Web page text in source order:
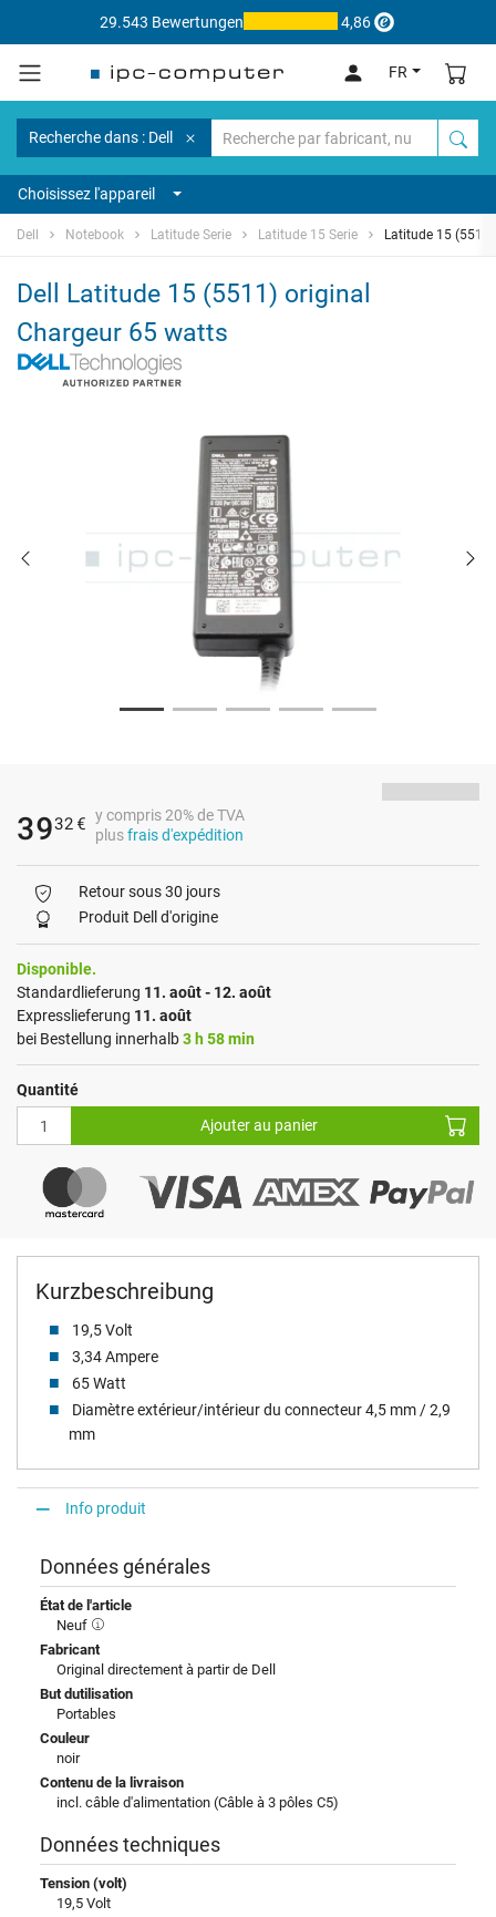
29.543 Bewertungen 4,86
FR
Recherche dans : Dell
Choisissez l'appareil
Dell Notebook Latitude Serie Latitude 15 Serie Latitude 15 (5511)
Dell Latitude 15 (5511) original
Chargeur 65 watts
Kurzbeschreibung
19,5 Volt
3,34 Ampere
65 Watt
Diamètre extérieur/intérieur du connecteur 4,5 mm / 2,9
mm
3932 € y compris 20% de TVA
plusfrais d'expédition
Retour sous 30 jours
Produit Dell d'origine
Disponible.
Standardlieferung 11. août - 12. août
Expresslieferung 11. août
bei Bestellung innerhalb3 h 58 min
Quantité
Ajouter au panier
Info produit
Données générales
État de l'article
Neuf
Fabricant
Original directement à partir de Dell
But dutilisation
Portables
Couleur
noir
Contenu de la livraison
incl. câble d'alimentation (Câble à 3 pôles C5)
Données techniques
Tension (volt)
19,5 Volt